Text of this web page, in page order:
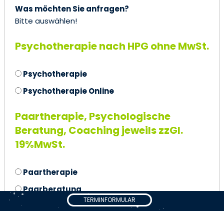
Was möchten Sie anfragen?
Bitte auswählen!
Psychotherapienach HPG ohne MwSt.
Psychotherapie
Psychotherapie Online
Paartherapie, Psychologische
Beratung, Coaching jeweilszzGl.
19%MwSt.
Paartherapie
Paarberatung
Paarcoaching
TERMINFORMULAR